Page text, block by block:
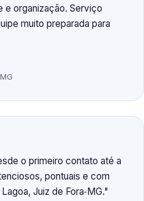
e organização. Serviço
muito preparada para
o primeiro contato até a
pontuais e com
Juiz de Fora‑MG.